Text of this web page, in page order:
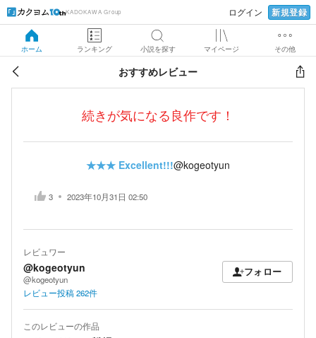
KADOKAWA Group ログイン 新規登録
ホーム ランキング 小説を探す マイページ その他
おすすめレビュー
続きが気になる良作です！
★★★ Excellent!!!@kogeotyun
3 2023年10月31日 02:50
レビュワー
@kogeotyun
@kogeotyun
フォロー
レビュー投稿262件
このレビューの作品